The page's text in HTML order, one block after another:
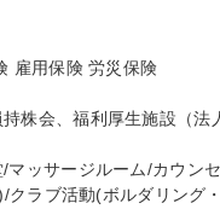
雇用保険 労災保険
株会、福利厚生施設（
ッサージルーム/カウン
クラブ活動(ボルダリング